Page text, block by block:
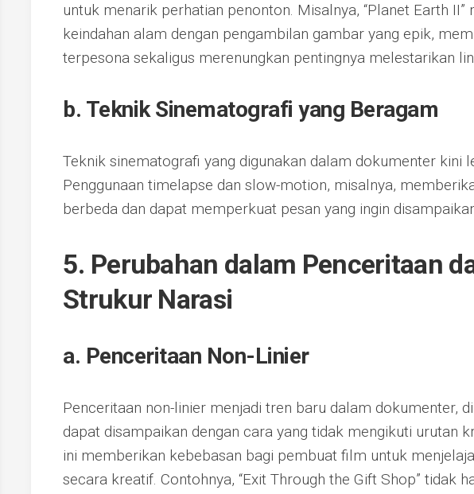
untuk menarik perhatian penonton. Misalnya, “Planet Earth II”
keindahan alam dengan pengambilan gambar yang epik,
terpesona sekaligus merenungkan pentingnya melestarikan
b. Teknik Sinematografi yang Beragam
Teknik sinematografi yang digunakan dalam dokumenter kini
Penggunaan timelapse dan slow-motion, misalnya,
berbeda dan dapat memperkuat pesan yang ingin
5. Perubahan dalam Penceritaan
Strukur Narasi
a. Penceritaan Non-Linier
Penceritaan non-linier menjadi tren baru dalam dokumenter,
dapat disampaikan dengan cara yang tidak mengikuti urutan
ini memberikan kebebasan bagi pembuat film untuk
secara kreatif. Contohnya, “Exit Through the Gift Shop” tidak